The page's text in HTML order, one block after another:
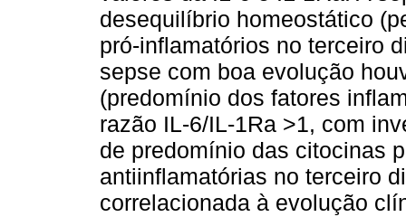
desequilíbrio homeostático
pró-inflamatórios no terceiro
sepse com boa evolução
(predomínio dos fatores
razão IL-6/IL-1Ra >1, com
de predomínio das citocinas
antiinflamatórias no terceiro
correlacionada à evolução